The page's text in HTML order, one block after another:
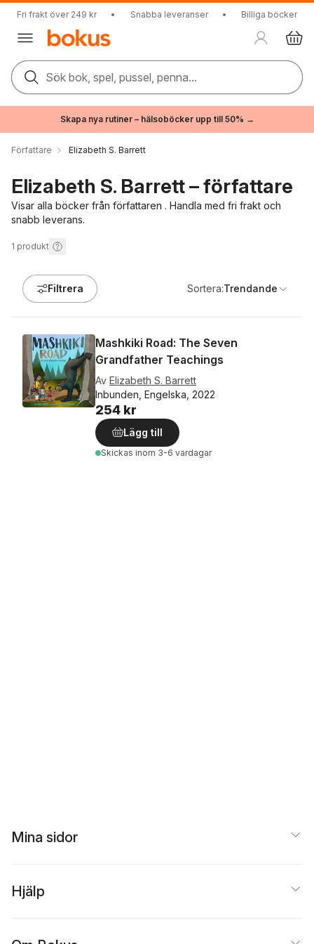
Fri frakt över 249 kr • Snabba leveranser • Billiga böcker
Sök bok, spel, pussel, penna...
Skapa nya rutiner – hälsoböcker upp till 50% →
Författare Elizabeth S. Barrett
Elizabeth S. Barrett – författare
Visar alla böcker från författaren . Handla med fri frakt och
snabb leverans.
1 produkt
Filtrera Sortera:Trendande
Mashkiki Road: The Seven
Grandfather Teachings
Av Elizabeth S. Barrett
Inbunden, Engelska, 2022
254 kr
Lägg till
Skickas inom 3-6 vardagar
Mina sidor
Hjälp